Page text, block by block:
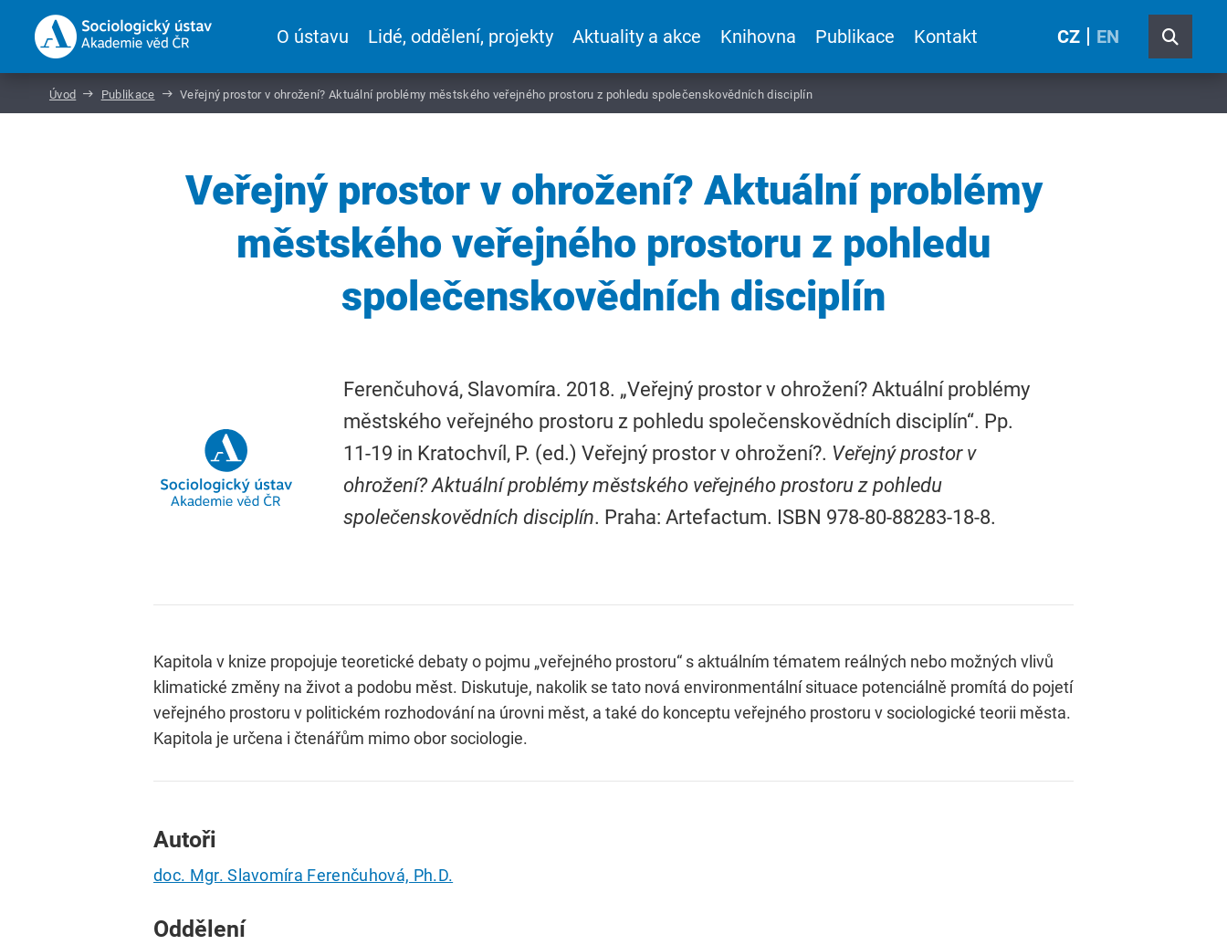
O ústavu Lidé, oddělení, projekty Aktuality a akce Knihovna Publikace Kontakt CZ EN
Úvod Publikace Veřejný prostor v ohrožení? Aktuální problémy městského veřejného prostoru z pohledu společenskovědních disciplín
Veřejný prostor v ohrožení? Aktuální problémy
městského veřejného prostoru z pohledu
společenskovědních disciplín
Ferenčuhová, Slavomíra. 2018. „Veřejný prostor v ohrožení? Aktuální problémy
městského veřejného prostoru z pohledu společenskovědních disciplín“. Pp.
11-19 in Kratochvíl, P. (ed.) Veřejný prostor v ohrožení?. Veřejný prostor v
ohrožení? Aktuální problémy městského veřejného prostoru z pohledu
společenskovědních disciplín. Praha: Artefactum. ISBN 978-80-88283-18-8.
Kapitola v knize propojuje teoretické debaty o pojmu „veřejného prostoru“ s aktuálním tématem reálných nebo možných vlivů
klimatické změny na život a podobu měst. Diskutuje, nakolik se tato nová environmentální situace potenciálně promítá do pojetí
veřejného prostoru v politickém rozhodování na úrovni měst, a také do konceptu veřejného prostoru v sociologické teorii města.
Kapitola je určena i čtenářům mimo obor sociologie.
Autoři
doc. Mgr. Slavomíra Ferenčuhová, Ph.D.
Oddělení